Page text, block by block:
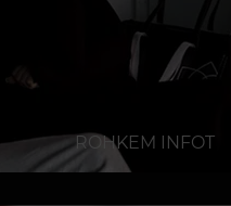
ROHKEM INFOT